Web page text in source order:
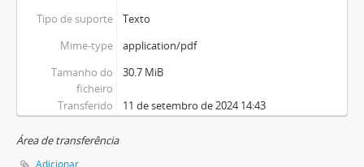
Tipo de suporte
Texto
Mime-type
application/pdf
Tamanho do
ficheiro
30.7 MiB
Transferido 11 de setembro de 2024 14:43
Área de transferência
Adicionar